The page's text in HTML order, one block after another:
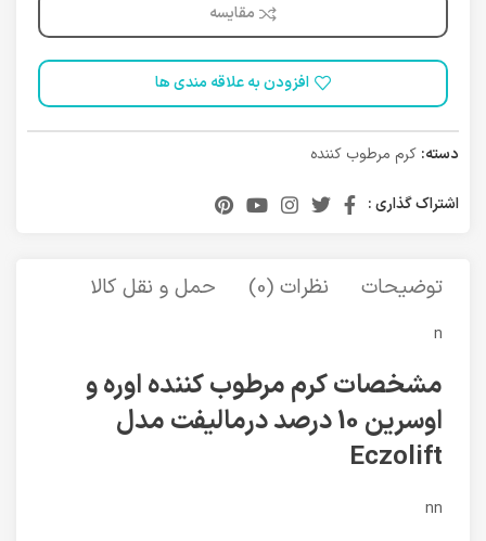
مقایسه
افزودن به علاقه مندی ها
دسته: کرم مرطوب کننده
اشتراک گذاری :
توضیحات نظرات (0) حمل و نقل کالا
n
مشخصات کرم مرطوب کننده اوره و
اوسرین 10 درصد درمالیفت مدل
Eczolift
nn